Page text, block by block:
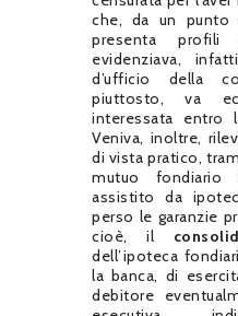
che, da un punto
presenta
evidenziava,
d’ufficio della
piuttosto, va
interessata entro
Veniva, inoltre,
di vista pratico,
mutuo fondiario
assistito da
perso le garanzie
cioè, il
dell’ipoteca
la banca, di
debitore